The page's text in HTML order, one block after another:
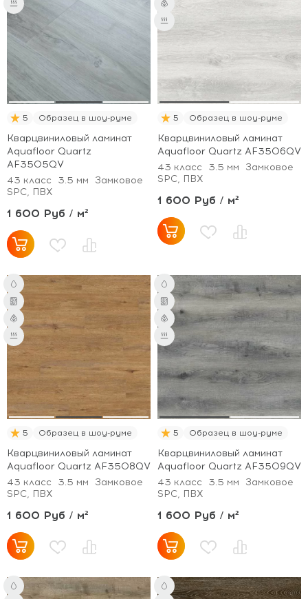
5 Образец в шоу-руме
Кварцвиниловый ламинат
Aquafloor Quartz
AF3505QV
43 класс
3.5 мм
Замковое
SPC, ПВХ
1 600 Руб / м²
5 Образец в шоу-руме
Кварцвиниловый ламинат
Aquafloor Quartz AF3506QV
43 класс
3.5 мм
Замковое
SPC, ПВХ
1 600 Руб / м²
5 Образец в шоу-руме
Кварцвиниловый ламинат
Aquafloor Quartz AF3508QV
43 класс
3.5 мм
Замковое
SPC, ПВХ
1 600 Руб / м²
5 Образец в шоу-руме
Кварцвиниловый ламинат
Aquafloor Quartz AF3509QV
43 класс
3.5 мм
Замковое
SPC, ПВХ
1 600 Руб / м²